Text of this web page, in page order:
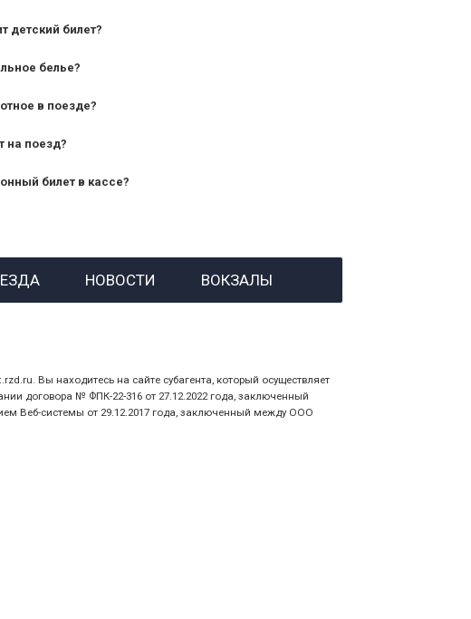
следования — от 10 лет и старше;
детский билет?
белье?
в поезде?
на поезд?
билет в кассе?
значный номер заказа;
НОВОСТИ ВОКЗАЛЫ
Вы находитесь на сайте субагента, который осуществляет
договора № ФПК-22-316 от 27.12.2022 года, заключенный
Веб-системы от 29.12.2017 года, заключенный между ООО